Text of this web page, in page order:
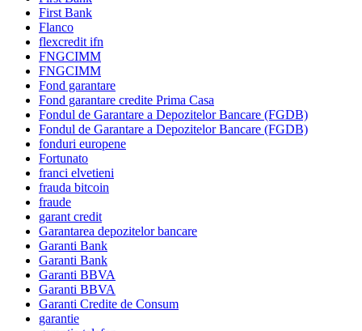
First Bank
Flanco
flexcredit ifn
FNGCIMM
FNGCIMM
Fond garantare
Fond garantare credite Prima Casa
Fondul de Garantare a Depozitelor Bancare (FGDB)
Fondul de Garantare a Depozitelor Bancare (FGDB)
fonduri europene
Fortunato
franci elvetieni
frauda bitcoin
fraude
garant credit
Garantarea depozitelor bancare
Garanti Bank
Garanti Bank
Garanti BBVA
Garanti BBVA
Garanti Credite de Consum
garantie